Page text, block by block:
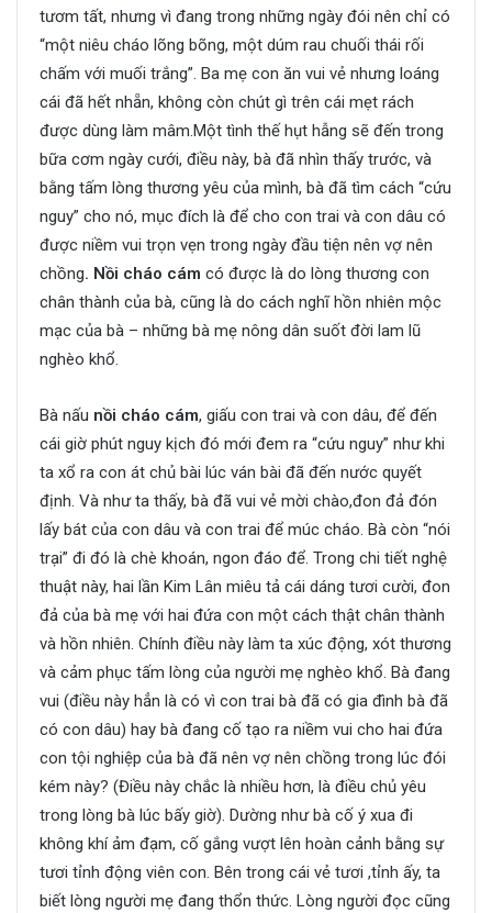
tươm tất, nhưng vì đang trong những ngày đói nên chỉ có
“một niêu cháo lõng bõng, một dúm rau chuối thái rối
chấm với muối trắng”. Ba mẹ con ăn vui vẻ nhưng loáng
cái đã hết nhẵn, không còn chút gì trên cái mẹt rách
được dùng làm mâm.Một tình thế hụt hẫng sẽ đến trong
bữa cơm ngày cưới, điều này, bà đã nhìn thấy trước, và
bằng tấm lòng thương yêu của mình, bà đã tìm cách “cứu
nguy” cho nó, mục đích là để cho con trai và con dâu có
được niềm vui trọn vẹn trong ngày đầu tiện nên vợ nên
chồng. Nồi cháo cám có được là do lòng thương con
chân thành của bà, cũng là do cách nghĩ hồn nhiên mộc
mạc của bà – những bà mẹ nông dân suốt đời lam lũ
nghèo khổ.
Bà nấu nồi cháo cám, giấu con trai và con dâu, để đến
cái giờ phút nguy kịch đó mới đem ra “cứu nguy” như khi
ta xổ ra con át chủ bài lúc ván bài đã đến nước quyết
định. Và như ta thấy, bà đã vui vẻ mời chào,đon đả đón
lấy bát của con dâu và con trai để múc cháo. Bà còn “nói
trại” đi đó là chè khoán, ngon đáo để. Trong chi tiết nghệ
thuật này, hai lần Kim Lân miêu tả cái dáng tươi cười, đon
đả của bà mẹ với hai đứa con một cách thật chân thành
và hồn nhiên. Chính điều này làm ta xúc động, xót thương
và cảm phục tấm lòng của người mẹ nghèo khổ. Bà đang
vui (điều này hẳn là có vì con trai bà đã có gia đình bà đã
có con dâu) hay bà đang cố tạo ra niềm vui cho hai đứa
con tội nghiệp của bà đã nên vợ nên chồng trong lúc đói
kém này? (Điều này chắc là nhiều hơn, là điều chủ yêu
trong lòng bà lúc bấy giờ). Dường như bà cố ý xua đi
không khí ảm đạm, cố gắng vượt lên hoàn cảnh bằng sự
tươi tỉnh động viên con. Bên trong cái vẻ tươi ,tỉnh ấy, ta
biết lòng người mẹ đang thổn thức. Lòng người đọc cũng